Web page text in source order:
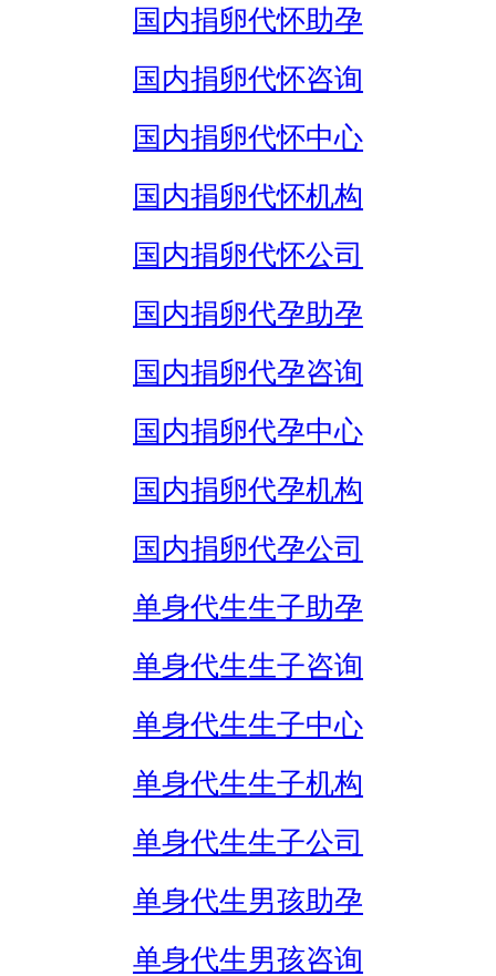
国内捐卵代怀助孕
国内捐卵代怀咨询
国内捐卵代怀中心
国内捐卵代怀机构
国内捐卵代怀公司
国内捐卵代孕助孕
国内捐卵代孕咨询
国内捐卵代孕中心
国内捐卵代孕机构
国内捐卵代孕公司
单身代生生子助孕
单身代生生子咨询
单身代生生子中心
单身代生生子机构
单身代生生子公司
单身代生男孩助孕
单身代生男孩咨询